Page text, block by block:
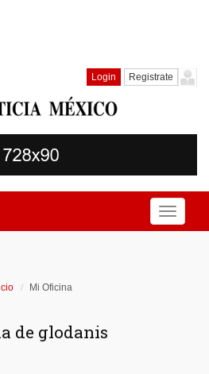
Login Registrate
Toggle
Mi Oficina
de glodanis